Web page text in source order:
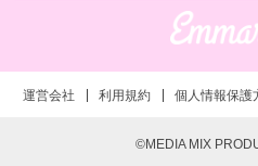
運営会社 利用規約 個人情報保護
©MEDIA MIX